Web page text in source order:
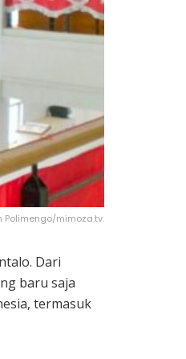
Polimengo/mimoza.tv.
Dari
baru saja
termasuk